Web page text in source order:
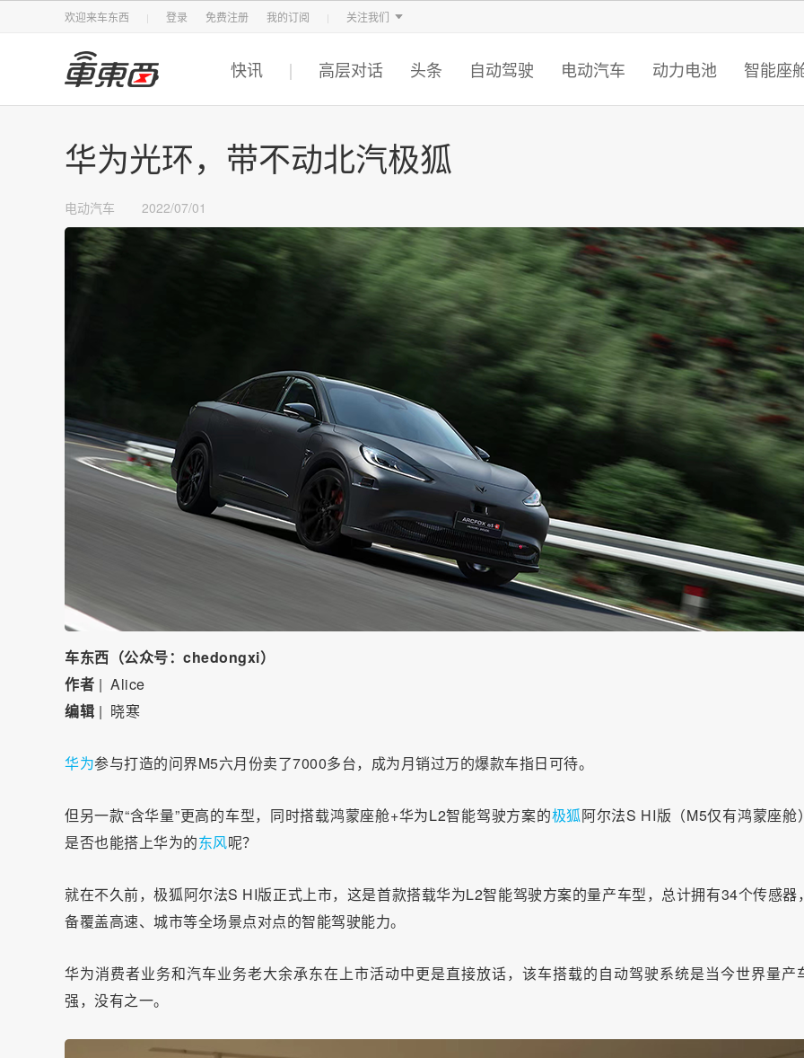
欢迎来车东西 登录 免费注册 我的订阅 关注我们
智东西 车东西 芯东西 智猩猩
快讯 高层对话 头条 自动驾驶 电动汽车 动力电池 智能座
华为光环，带不动北汽极狐
电动汽车 2022/07/01
车东西（公众号： chedongxi）
作者 | Alice
编辑 | 晓寒
华为参与打造的问界M5六月份卖了7000多台，成为月销过万的爆款车指日可待。
但另一款“含华量”更高的车型，同时搭载鸿蒙座舱+华为L2智能驾驶方案的极狐阿尔法S HI版（M5仅有鸿蒙座舱
是否也能搭上华为的东风呢？
就在不久前，极狐阿尔法S HI版正式上市，这是首款搭载华为L2智能驾驶方案的量产车型，总计拥有34个传感器
备覆盖高速、城市等全场景点对点的智能驾驶能力。
华为消费者业务和汽车业务老大余承东在上市活动中更是直接放话，该车搭载的自动驾驶系统是当今世界量产
强，没有之一。